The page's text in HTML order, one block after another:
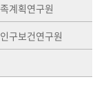
계획연구원
구보건연구원